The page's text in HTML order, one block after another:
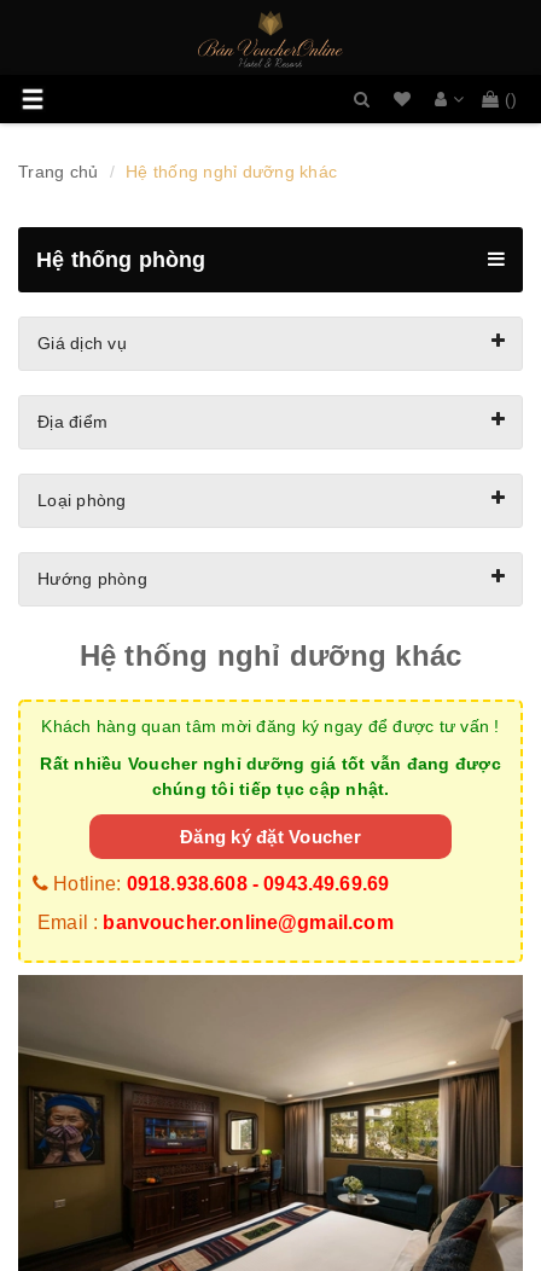
Toggle
navigation
Danh
()
Trang chủ Hệ thống nghỉ dưỡng khác
Hệ thống phòng
Giá dịch vụ
Địa điểm
Loại phòng
Hướng phòng
Hệ thống nghỉ dưỡng khác
Khách hàng quan tâm mời đăng ký ngay để được tư vấn !
Rất nhiều Voucher nghỉ dưỡng giá tốt vẫn đang được
chúng tôi tiếp tục cập nhật.
Đăng ký đặt Voucher
Hotline: 0918.938.608 - 0943.49.69.69
Email : banvoucher.online@gmail.com